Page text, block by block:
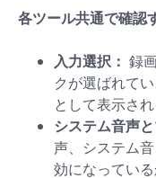
各ツール共通で確認
入力選択： 録
クが選ばれて
として表示され
システム音声
声、システム
効になっている